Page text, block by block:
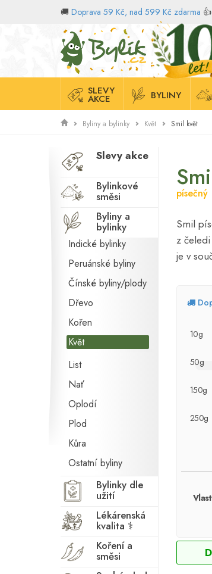
🚚 Doprava 59 Kč, nad 599 Kč zdarma 👍
Domů
SLEVY
AKCE BYLINY
Byliny a bylinky Květ Smil květ
Slevy akce
Bylinkové
směsi
Byliny a
bylinky
Indické bylinky
Peruánské byliny
Čínské byliny/plody
Dřevo
Kořen
Květ
List
Nať
Oplodí
Plod
Kůra
Ostatní byliny
Bylinky dle
užití
Lékárenská
kvalita ⚕
Koření a
směsi
písečný
Smil
z
je v
10g
50g
150g
250g